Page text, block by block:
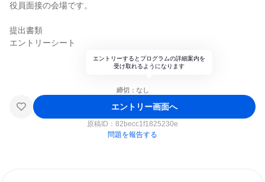
役員面接の会場です。
提出書類
エントリーシート
エントリーするとプログラムの詳細案内を
受け取れるようになります
締切：なし
エントリー画面へ
原稿ID： 82becc1f1825230e
問題を報告する